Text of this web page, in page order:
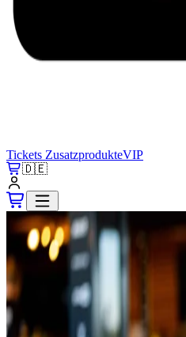
Tickets ZusatzprodukteVIP
🇩🇪